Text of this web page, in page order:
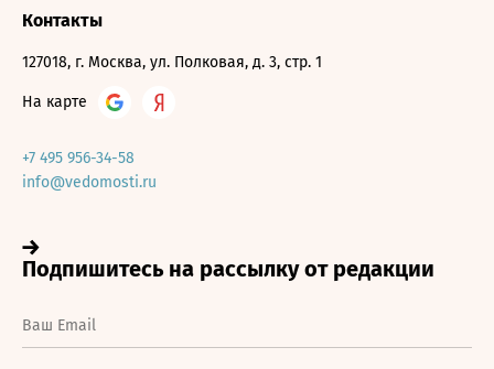
Контакты
127018, г. Москва, ул. Полковая, д. 3, стр. 1
На карте
+7 495 956-34-58
info@vedomosti.ru